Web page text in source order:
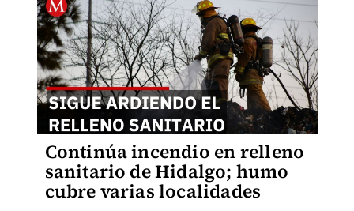
Continúa incendio en relleno
sanitario de Hidalgo; humo
cubre varias localidades